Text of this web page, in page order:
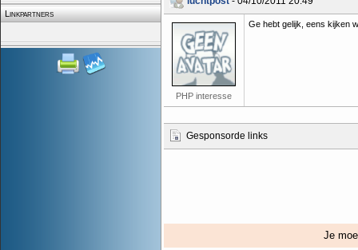
Linkpartners
PHP interesse
Ge hebt gelijk, eens kijken
Gesponsorde links
Je